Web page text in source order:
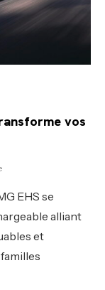
vos
EHS se
alliant
et